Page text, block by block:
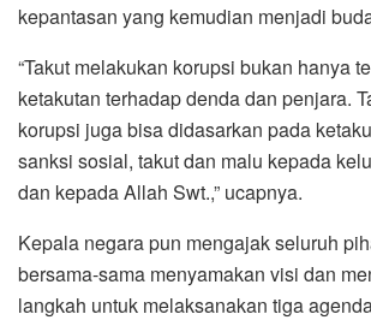
kepantasan yang kemudian menjadi
“Takut melakukan korupsi bukan hanya
ketakutan terhadap denda dan penjara.
korupsi juga bisa didasarkan pada
sanksi sosial, takut dan malu kepada
dan kepada Allah Swt.,” ucapnya.
Kepala negara pun mengajak seluruh
bersama-sama menyamakan visi dan
langkah untuk melaksanakan tiga